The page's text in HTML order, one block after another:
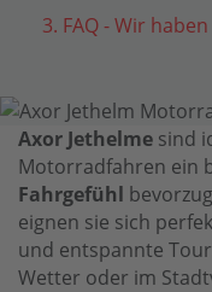
3. FAQ - Wir
Axor Jethelme sind
Motorradfahren ein
Fahrgefühl
eignen sie sich
und entspannte
Wetter oder im